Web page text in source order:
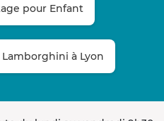
pour Enfant
à Lyon